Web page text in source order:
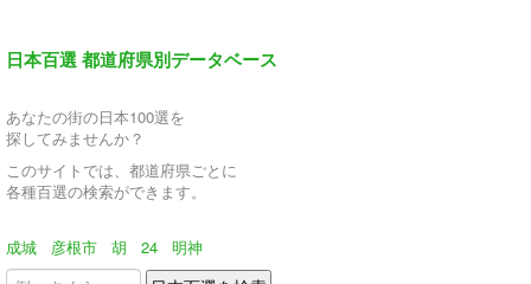
日本百選 都道府県別データベース
あなたの街の日本100選を
探してみませんか？
このサイトでは、都道府県ごとに
各種百選の検索ができます。
成城 彦根市 胡 24 明神